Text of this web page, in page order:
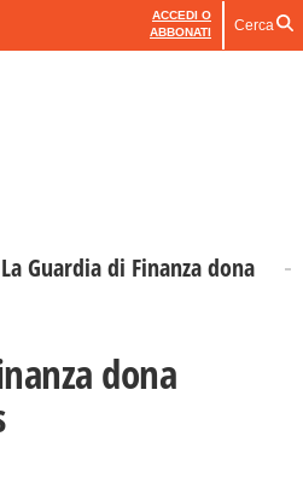
ACCEDI O
ABBONATI
Cerca
La Guardia di Finanza dona
dona